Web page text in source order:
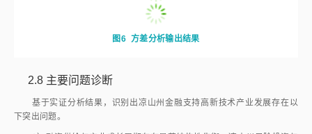
额对产业波动的贡献始终低于10%，且随时间无显著提升，验证了传统信
贷渠道与高新技术产业需求存在结构性脱节，亟需疏通“储蓄→信贷→产业”
的传导路径。（4）产业反馈效应薄弱。高新技术产业产值对金融变量波动